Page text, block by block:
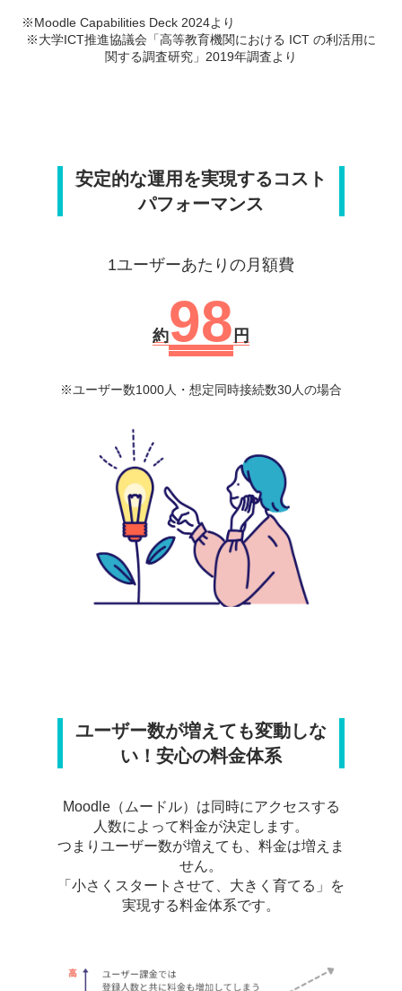
※Moodle Capabilities Deck 2024より
※大学ICT推進協議会「高等教育機関における ICT の利活用に
関する調査研究」2019年調査より
安定的な運用を実現するコスト
パフォーマンス
1ユーザーあたりの月額費
約98 円
※ユーザー数1000人・想定同時接続数30人の場合
ユーザー数が増えても変動しな
い！安心の料金体系
Moodle（ムードル）は同時にアクセスする
人数によって料金が決定します。
つまりユーザー数が増えても、料金は増えま
せん。
「小さくスタートさせて、大きく育てる」を
実現する料金体系です。